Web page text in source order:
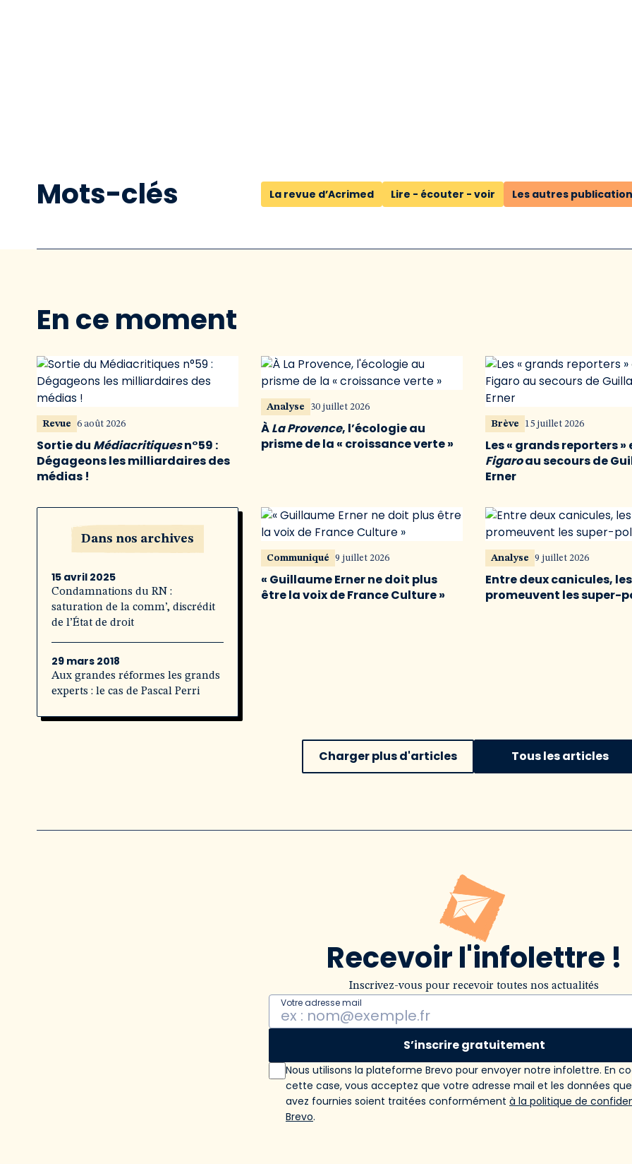
Mots-clés La revue d’Acrimed Lire - écouter - voir Les autres
En ce moment
Revue 6 août 2026
Sortie du Médiacritiquesn°59 :
Dégageons les milliardaires des
médias !
Analyse 30 juillet 2026
ÀLa Provence, l’écologie au
prisme de la « croissance verte »
Brève 15 juillet 2026
Les « grands reporters »
Figaroau secours de
Erner
Dans nos archives
15 avril 2025
Condamnations du RN :
saturation de la comm’, discrédit
de l’État de droit
29 mars 2018
Aux grandes réformes les grands
experts : le cas de Pascal Perri
Communiqué 9 juillet 2026
« Guillaume Erner ne doit plus
être la voix de France Culture »
Analyse 9 juillet 2026
Entre deux canicules,
promeuvent les super-
Charger plus d'articles Tous les articles
Recevoir l'infolettre !
Inscrivez-vous pour recevoir toutes nos actualités
Votre adresse mail
S’inscrire gratuitement
Nous utilisons la plateforme Brevo pour envoyer notre infolettre. En
cette case, vous acceptez que votre adresse mail et les données
avez fournies soient traitées conformément à la politique de
Brevo.